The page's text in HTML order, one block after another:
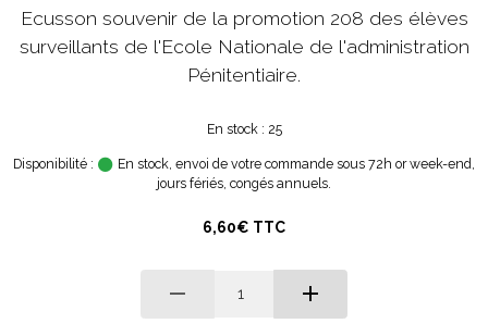
Ecusson souvenir de la promotion 208 des élèves
surveillants de l'Ecole Nationale de l'administration
Pénitentiaire.
En stock : 25
Disponibilité :
En stock, envoi de votre commande sous 72h or week-end,
jours fériés, congés annuels.
6,60€ TTC